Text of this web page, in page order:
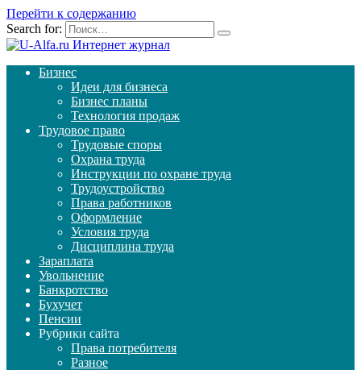
Перейти к содержанию
Search for:
Бизнес
Идеи для бизнеса
Бизнес планы
Технология продаж
Трудовое право
Трудовые споры
Охрана труда
Инструкции по охране труда
Трудоустройство
Права работников
Оформление
Условия труда
Дисциплина труда
Зараплата
Увольнение
Банкротство
Бухучет
Пенсии
Рубрики сайта
Права потребителя
Разное